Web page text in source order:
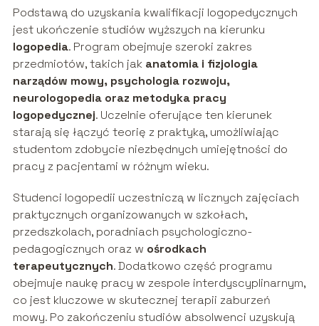
Podstawą do uzyskania kwalifikacji logopedycznych
jest ukończenie studiów wyższych na kierunku
logopedia. Program obejmuje szeroki zakres
przedmiotów, takich jak anatomia i fizjologia
narządów mowy, psychologia rozwoju,
neurologopedia oraz metodyka pracy
logopedycznej. Uczelnie oferujące ten kierunek
starają się łączyć teorię z praktyką, umożliwiając
studentom zdobycie niezbędnych umiejętności do
pracy z pacjentami w różnym wieku.
Studenci logopedii uczestniczą w licznych zajęciach
praktycznych organizowanych w szkołach,
przedszkolach, poradniach psychologiczno-
pedagogicznych oraz w ośrodkach
terapeutycznych. Dodatkowo część programu
obejmuje naukę pracy w zespole interdyscyplinarnym,
co jest kluczowe w skutecznej terapii zaburzeń
mowy. Po zakończeniu studiów absolwenci uzyskują